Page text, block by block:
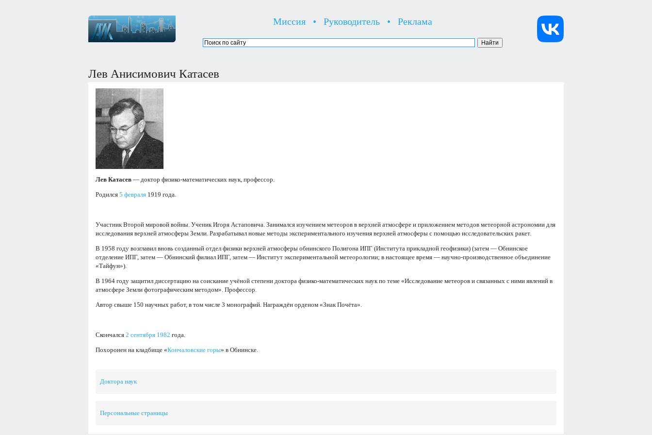
Миссия • Руководитель • Реклама
Лев Анисимович Катасев
Лев Катасев — доктор физико-математических наук, профессор.
Родился 5 февраля 1919 года.
Участник Второй мировой войны. Ученик Игоря Астаповича. Занимался изучением метеоров в верхней атмосфере и приложением методов метеорной астрономии для
исследования верхней атмосферы Земли. Разрабатывал новые методы экспериментального изучения верхней атмосферы с помощью исследовательских ракет.
В 1958 году возглавил вновь созданный отдел физики верхней атмосферы обнинского Полигона ИПГ (Института прикладной геофизики) (затем — Обнинское
отделение ИПГ, затем — Обнинский филиал ИПГ, затем — Институт экспериментальной метеорологии; в настоящее время — научно-производственное объединение
«Тайфун»).
В 1964 году защитил диссертацию на соискание учёной степени доктора физико-математических наук по теме «Исследование метеоров и связанных с ними явлений в
атмосфере Земли фотографическим методом». Профессор.
Автор свыше 150 научных работ, в том числе 3 монографий. Награждён орденом «Знак Почёта».
Скончался 2 сентября 1982 года.
Похоронен на кладбище «Кончаловские горы» в Обнинске.
Доктора наук
Персональные страницы